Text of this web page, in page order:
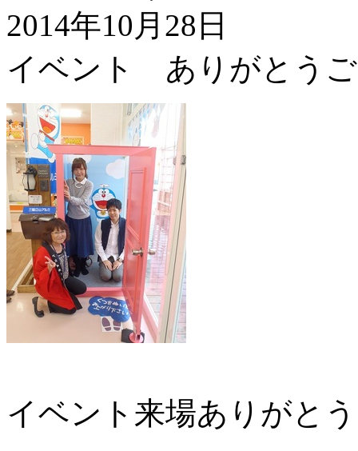
2014年10月28日
イベント ありがとう
イベント来場ありがと